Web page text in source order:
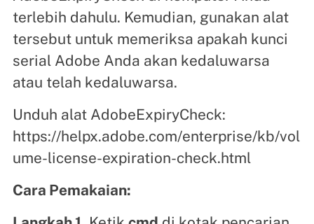
terlebih dahulu. Kemudian, gunakan alat
tersebut untuk memeriksa apakah kunci
serial Adobe Anda akan kedaluwarsa
atau telah kedaluwarsa.
Unduh alat AdobeExpiryCheck:
https://helpx.adobe.com/enterprise/kb/vol
ume-license-expiration-check.html
Cara Pemakaian: